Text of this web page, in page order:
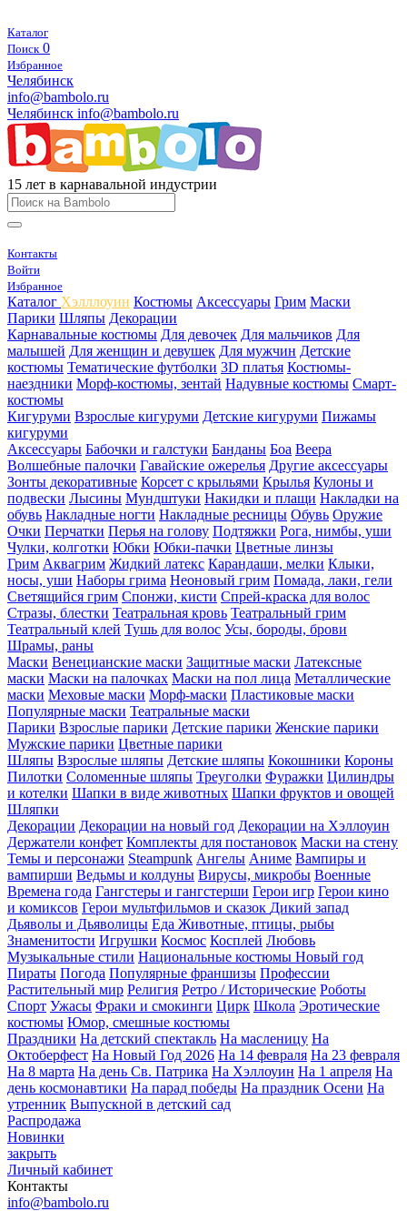
Каталог
Поиск 0
Избранное
Челябинск
info@bambolo.ru
Челябинск info@bambolo.ru
15 лет в карнавальной индустрии
Контакты
Войти
Избранное
Каталог Хэлллоуин Костюмы Аксессуары Грим Маски
Парики Шляпы Декорации
Карнавальные костюмы Для девочек Для мальчиков Для
малышей Для женщин и девушек Для мужчин Детские
костюмы Тематические футболки 3D платья Костюмы-
наездники Морф-костюмы, зентай Надувные костюмы Смарт-
костюмы
Кигуруми Взрослые кигуруми Детские кигуруми Пижамы
кигуруми
Аксессуары Бабочки и галстуки Банданы Боа Веера
Волшебные палочки Гавайские ожерелья Другие аксессуары
Зонты декоративные Корсет с крыльями Крылья Кулоны и
подвески Лысины Мундштуки Накидки и плащи Накладки на
обувь Накладные ногти Накладные ресницы Обувь Оружие
Очки Перчатки Перья на голову Подтяжки Рога, нимбы, уши
Чулки, колготки Юбки Юбки-пачки Цветные линзы
Грим Аквагрим Жидкий латекс Карандаши, мелки Клыки,
носы, уши Наборы грима Неоновый грим Помада, лаки, гели
Светящийся грим Спонжи, кисти Спрей-краска для волос
Стразы, блестки Театральная кровь Театральный грим
Театральный клей Тушь для волос Усы, бороды, брови
Шрамы, раны
Маски Венецианские маски Защитные маски Латексные
маски Маски на палочках Маски на пол лица Металлические
маски Меховые маски Морф-маски Пластиковые маски
Популярные маски Театральные маски
Парики Взрослые парики Детские парики Женские парики
Мужские парики Цветные парики
Шляпы Взрослые шляпы Детские шляпы Кокошники Короны
Пилотки Соломенные шляпы Треуголки Фуражки Цилиндры
и котелки Шапки в виде животных Шапки фруктов и овощей
Шляпки
Декорации Декорации на новый год Декорации на Хэллоуин
Держатели конфет Комплекты для постановок Маски на стену
Темы и персонажи Steampunk Ангелы Аниме Вампиры и
вампирши Ведьмы и колдуны Вирусы, микробы Военные
Времена года Гангстеры и гангстерши Герои игр Герои кино
и комиксов Герои мультфильмов и сказок Дикий запад
Дьяволы и Дьяволицы Еда Животные, птицы, рыбы
Знаменитости Игрушки Космос Косплей Любовь
Музыкальные стили Национальные костюмы Новый год
Пираты Погода Популярные франшизы Профессии
Растительный мир Религия Ретро / Исторические Роботы
Спорт Ужасы Фраки и смокинги Цирк Школа Эротические
костюмы Юмор, смешные костюмы
Праздники На детский спектакль На масленицу На
Октоберфест На Новый Год 2026 На 14 февраля На 23 февраля
На 8 марта На день Св. Патрика На Хэллоуин На 1 апреля На
день космонавтики На парад победы На праздник Осени На
утренник Выпускной в детский сад
Распродажа
Новинки
закрыть
Личный кабинет
Контакты
info@bambolo.ru